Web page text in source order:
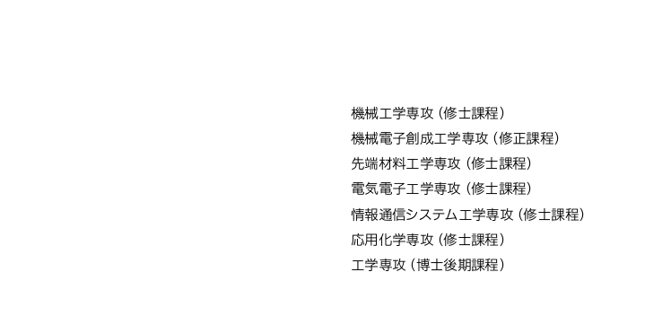
学部・学科・研究科・専攻の名称
機械工学専攻（修士課程）
機械電子創成工学専攻（修正課程）
先端材料工学専攻（修士課程）
電気電子工学専攻（修士課程）
情報通信システム工学専攻（修士課程）
応用化学専攻（修士課程）
工学専攻（博士後期課程）